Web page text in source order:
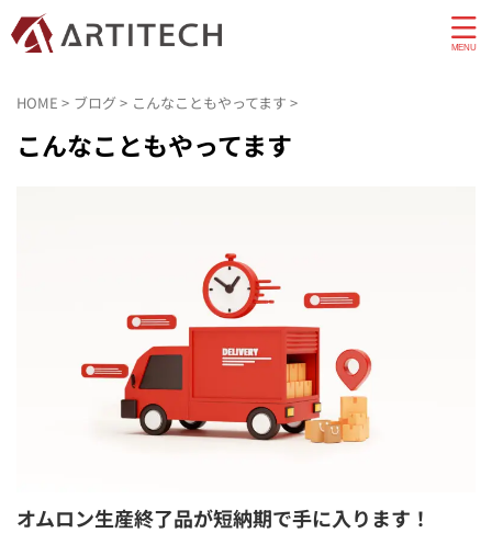
HOME > ブログ> こんなこともやってます >
こんなこともやってます
オムロン生産終了品が短納期で手に入ります！